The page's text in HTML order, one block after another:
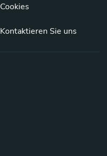
Cookies
Kontaktieren Sie uns